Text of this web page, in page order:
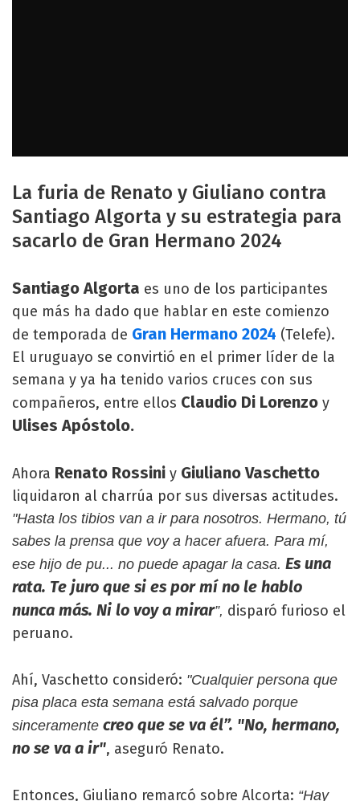
La furia de Renato y Giuliano contra
Santiago Algorta y su estrategia para
sacarlo de Gran Hermano 2024
Santiago Algorta es uno de los participantes
que más ha dado que hablar en este comienzo
de temporada de Gran Hermano 2024 (Telefe).
El uruguayo se convirtió en el primer líder de la
semana y ya ha tenido varios cruces con sus
compañeros, entre ellos Claudio Di Lorenzo y
Ulises Apóstolo.
Ahora Renato Rossini y Giuliano Vaschetto
liquidaron al charrúa por sus diversas actitudes.
"Hasta los tibios van a ir para nosotros. Hermano, tú
sabes la prensa que voy a hacer afuera. Para mí,
ese hijo de pu... no puede apagar la casa. Es una
rata. Te juro que si es por mí no le hablo
nunca más. Ni lo voy a mirar”, disparó furioso el
peruano.
Ahí, Vaschetto consideró: "Cualquier persona que
pisa placa esta semana está salvado porque
sinceramente creo que se va él”. "No, hermano,
no se va a ir", aseguró Renato.
Entonces, Giuliano remarcó sobre Alcorta: “Hay